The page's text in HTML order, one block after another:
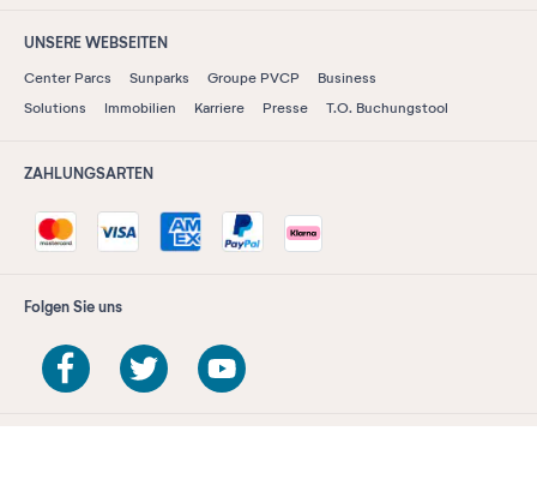
UNSERE WEBSEITEN
Center Parcs Sunparks Groupe PVCP
Business
Solutions
Immobilien Karriere Presse T.O. Buchungstool
ZAHLUNGSARTEN
Folgen Sie uns